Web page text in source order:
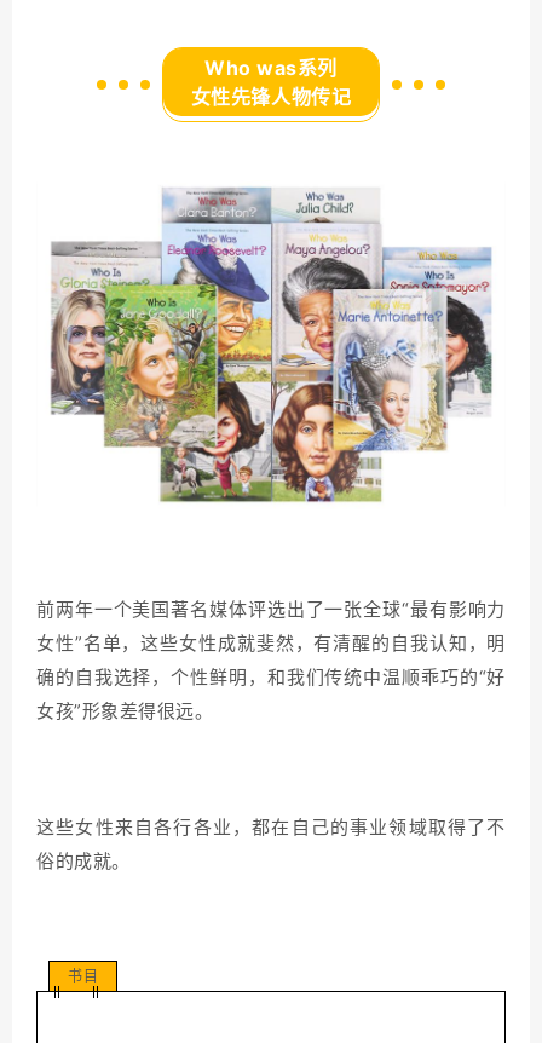
Who was系列
女性先锋人物传记
前两年一个美国著名媒体评选出了一张全球“最有影响力
女性”名单，这些女性成就斐然，有清醒的自我认知，明
确的自我选择，个性鲜明，和我们传统中温顺乖巧的“好
女孩”形象差得很远。
这些女性来自各行各业，都在自己的事业领域取得了不
俗的成就。
书目